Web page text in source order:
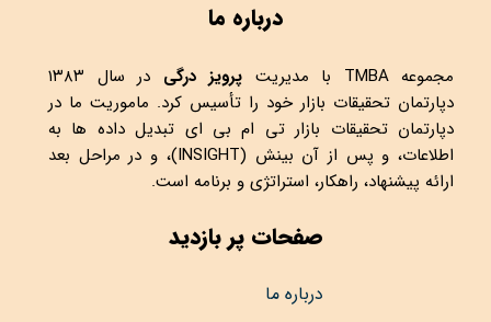
درباره ما
مجموعهTMBA با مدیریت پرویز درگی
در سال ۱۳۸۳
دپارتمان تحقیقات بازار خود را تأسیس کرد. ماموریت ما در
دپارتمان تحقیقات بازار تی ام بی ای تبدیل داده ها به
اطلاعات، و پس از آن بینش (INSIGHT)، و در مراحل بعد
ارائه پیشنهاد، راهکار، استراتژی و برنامه است.
صفحات پر بازدید
درباره ما